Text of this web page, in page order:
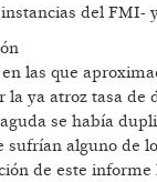
del FMI-
las que
la ya atroz tasa
se había
sufrían alguno de
de este